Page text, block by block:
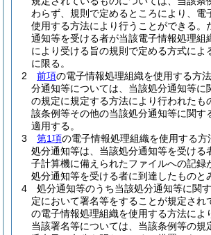
わらず、規則で定めるところにより、電
使用する方法により行うことができる。
通知等を受ける者が当該電子情報処理組
により受ける旨の規則で定める方式によ
に限る。
2
前項の電子情報処理組織を使用する方
分通知等については、当該処分通知等に
の規定に規定する方法により行われたも
該条例等その他の当該処分通知等に関す
適用する。
3
第1項の電子情報処理組織を使用する方
処分通知等は、当該処分通知等を受ける
子計算機に備えられたファイルへの記録
処分通知等を受ける者に到達したものと
4
処分通知等のうち当該処分通知等に関
定において署名等をすることが規定され
の電子情報処理組織を使用する方法によ
当該署名等については、当該条例等の規